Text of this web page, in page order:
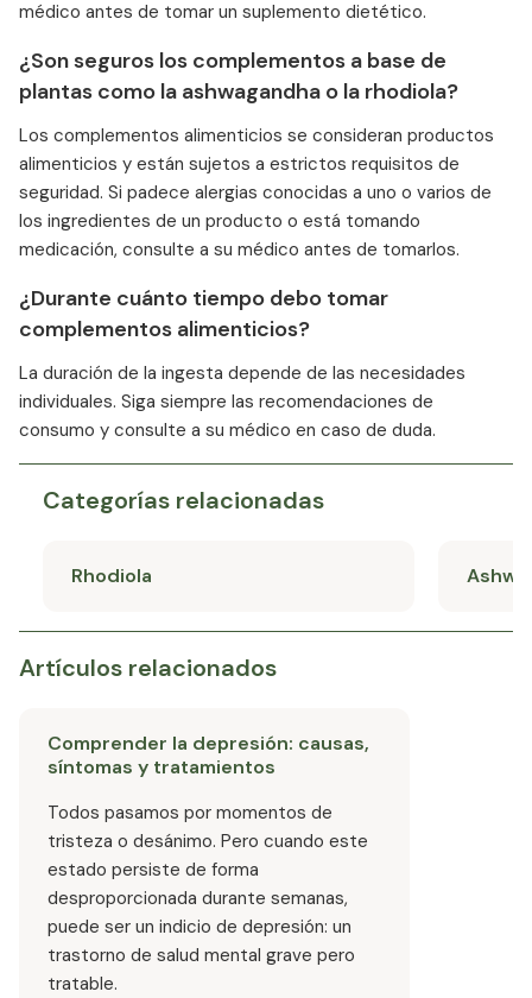
médico antes de tomar un suplemento dietético.
¿Son seguros los complementos a base de
plantas como la ashwagandha o la rhodiola?
Los complementos alimenticios se consideran productos
alimenticios y están sujetos a estrictos requisitos de
seguridad. Si padece alergias conocidas a uno o varios de
los ingredientes de un producto o está tomando
medicación, consulte a su médico antes de tomarlos.
¿Durante cuánto tiempo debo tomar
complementos alimenticios?
La duración de la ingesta depende de las necesidades
individuales. Siga siempre las recomendaciones de
consumo y consulte a su médico en caso de duda.
Categorías relacionadas
Rhodiola
Artículos relacionados
Comprender la depresión: causas,
síntomas y tratamientos
Todos pasamos por momentos de
tristeza o desánimo. Pero cuando este
estado persiste de forma
desproporcionada durante semanas,
puede ser un indicio de depresión: un
trastorno de salud mental grave pero
tratable.